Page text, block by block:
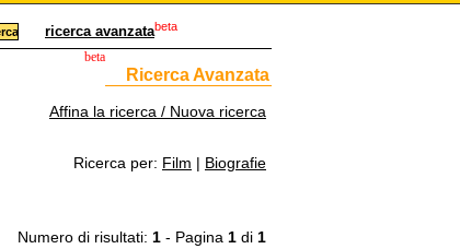
ricerca avanzatabeta
Ricerca Avanzata
beta
Affina la ricerca / Nuova ricerca
Ricerca per: Film | Biografie
Numero di risultati: 1 - Pagina 1 di 1